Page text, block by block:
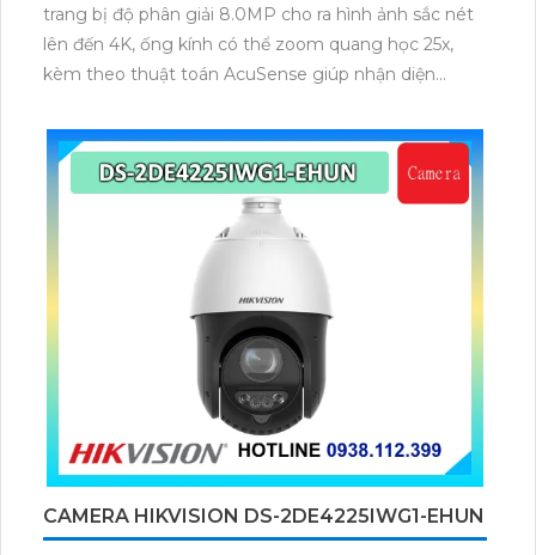
trang bị độ phân giải 8.0MP cho ra hình ảnh sắc nét
lên đến 4K, ống kính có thể zoom quang học 25x,
kèm theo thuật toán AcuSense giúp nhận diện
ngoại tầm xa lên đến 100m.
CAMERA HIKVISION DS-2DE4225IWG1-EHUN